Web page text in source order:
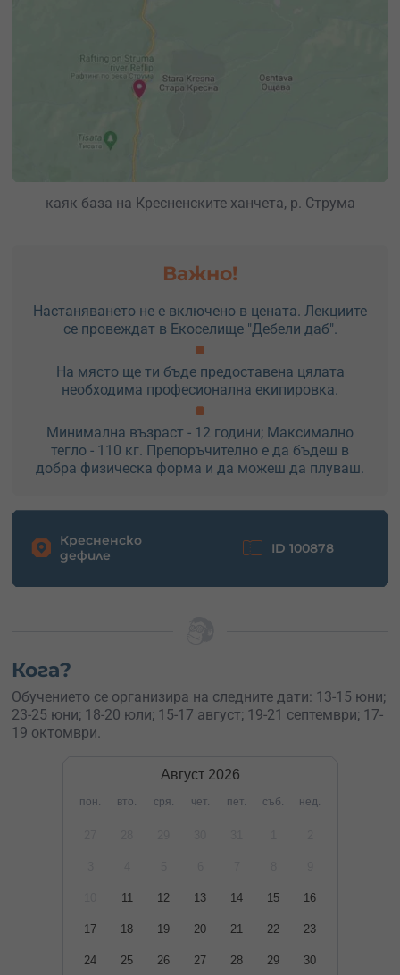
каяк база на Кресненските ханчета, р. Струма
Важно!
Настаняването не е включено в цената. Лекциите
се провеждат в Екоселище "Дебели даб".
На място ще ти бъде предоставена цялата
необходима професионална екипировка.
Минимална възраст - 12 години; Максимално
тегло - 110 кг. Препоръчително е да бъдеш в
добра физическа форма и да можеш да плуваш.
Кресненско
дефиле
ID 100878
Кога?
Обучението се организира на следните дати: 13-15 юни;
23-25 юни; 18-20 юли; 15-17 август; 19-21 септември; 17-
19 октомври.
Август 2026
пон. вто. сря. чет. пет. съб. нед.
11 12 13 14 15 16
17 18 19 20 21 22 23
24 25 26 27 28 29 30